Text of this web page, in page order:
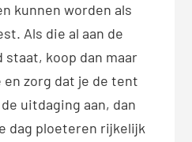
kunnen worden als
Als die al aan de
staat, koop dan maar
zorg dat je de tent
uitdaging aan, dan
dag ploeteren rijkelijk